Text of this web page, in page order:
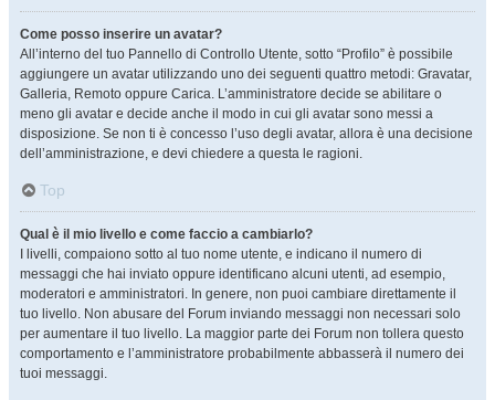
Come posso inserire un avatar?
All’interno del tuo Pannello di Controllo Utente, sotto “Profilo” è possibile
aggiungere un avatar utilizzando uno dei seguenti quattro metodi: Gravatar,
Galleria, Remoto oppure Carica. L’amministratore decide se abilitare o
meno gli avatar e decide anche il modo in cui gli avatar sono messi a
disposizione. Se non ti è concesso l’uso degli avatar, allora è una decisione
dell’amministrazione, e devi chiedere a questa le ragioni.
Top
Qual è il mio livello e come faccio a cambiarlo?
I livelli, compaiono sotto al tuo nome utente, e indicano il numero di
messaggi che hai inviato oppure identificano alcuni utenti, ad esempio,
moderatori e amministratori. In genere, non puoi cambiare direttamente il
tuo livello. Non abusare del Forum inviando messaggi non necessari solo
per aumentare il tuo livello. La maggior parte dei Forum non tollera questo
comportamento e l’amministratore probabilmente abbasserà il numero dei
tuoi messaggi.